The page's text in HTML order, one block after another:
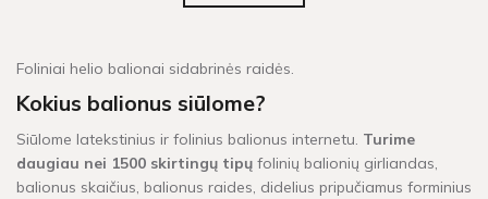
Foliniai helio balionai sidabrinės raidės.
Kokius balionus siūlome?
Siūlome latekstinius ir folinius balionus internetu. Turime
daugiau nei 1500 skirtingų tipų folinių balionių girliandas,
balionus skaičius, balionus raides, didelius pripučiamus forminius